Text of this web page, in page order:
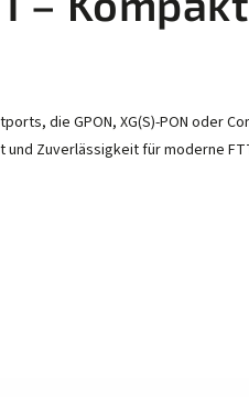
die GPON, XG(S)-PON oder
Zuverlässigkeit für moderne